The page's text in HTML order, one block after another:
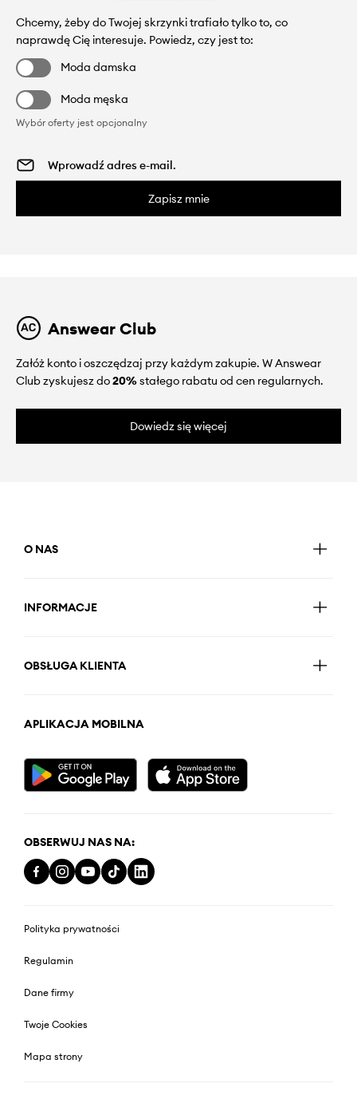
Chcemy, żeby do Twojej skrzynki trafiało tylko to, co
naprawdę Cię interesuje. Powiedz, czy jest to:
Moda damska
Moda męska
Wybór oferty jest opcjonalny
Zapisz mnie
Answear Club
Załóż konto i oszczędzaj przy każdym zakupie. W Answear
Club zyskujesz do20%stałego rabatu od cen regularnych.
Dowiedz się więcej
O NAS
INFORMACJE
OBSŁUGA KLIENTA
APLIKACJA MOBILNA
OBSERWUJ NAS NA:
Polityka prywatności
Regulamin
Dane firmy
Twoje Cookies
Mapa strony